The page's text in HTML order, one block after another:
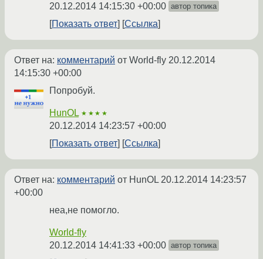
20.12.2014 14:15:30 +00:00 автор топика
Показать ответ Ссылка
Ответ на: комментарий от World-fly 20.12.2014
14:15:30 +00:00
Попробуй.
HunOL ★★★★
20.12.2014 14:23:57 +00:00
Показать ответ
Ссылка
Ответ на: комментарий от HunOL20.12.2014 14:23:57
+00:00
неа,не помогло.
World-fly
20.12.2014 14:41:33 +00:00 автор топика